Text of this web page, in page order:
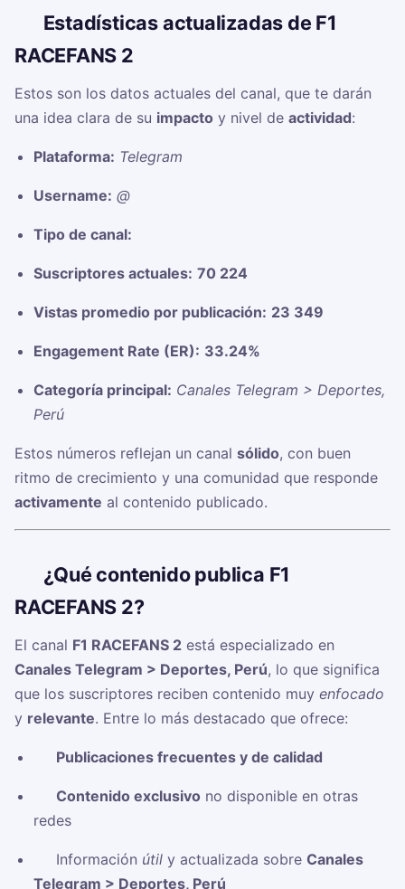
Estadísticas actualizadas de F1
RACEFANS 2
Estos son los datos actuales del canal, que te darán
una idea clara de su impacto y nivel de actividad:
Plataforma: Telegram
Username: @
Tipo de canal:
Suscriptores actuales: 70 224
Vistas promedio por publicación: 23 349
Engagement Rate (ER): 33.24%
Categoría principal: Canales Telegram > Deportes,
Perú
Estos números reflejan un canal sólido, con buen
ritmo de crecimiento y una comunidad que responde
activamente al contenido publicado.
¿Qué contenido publica F1
RACEFANS 2?
El canal F1 RACEFANS 2 está especializado en
Canales Telegram > Deportes, Perú, lo que significa
que los suscriptores reciben contenido muy enfocado
y relevante. Entre lo más destacado que ofrece:
Publicaciones frecuentes y de calidad
Contenido exclusivo no disponible en otras
redes
✅ Información útily actualizada sobre Canales
Telegram > Deportes, Perú